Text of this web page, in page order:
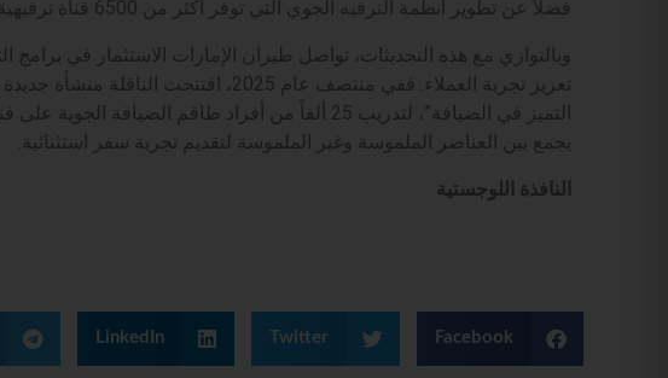
فضلاً عن تطوير أنظمة الترفيه الجوي التي توفر أكثر من 6500 قناة ترفيهية.
وبالتوازي مع هذه التحديثات، تواصل طيران الإمارات الاستثمار في
التميز في الضيافة”، لتدريب 25 ألفاً من أفراد طاقم
يجمع بين العناصر الملموسة وغير الملموسة لتقديم تجربة سفر استثنائية.
النافذة اللوجستية
Facebook
Twitter
LinkedIn